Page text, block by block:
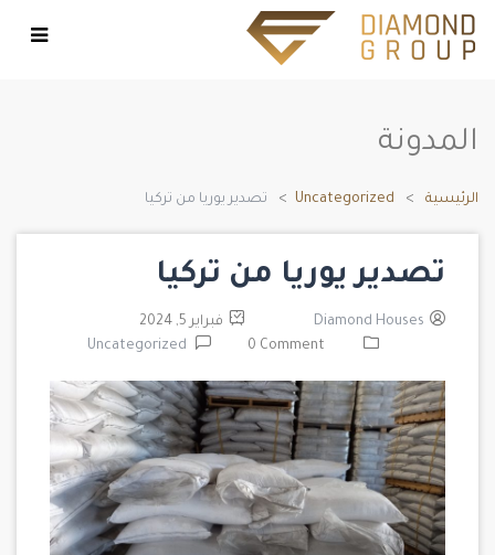
المدونة
الرئيسية Uncategorized تصدير يوريا من تركيا
تصدير يوريا من تركيا
Diamond Houses
فبراير 5, 2024
Uncategorized
0 Comment